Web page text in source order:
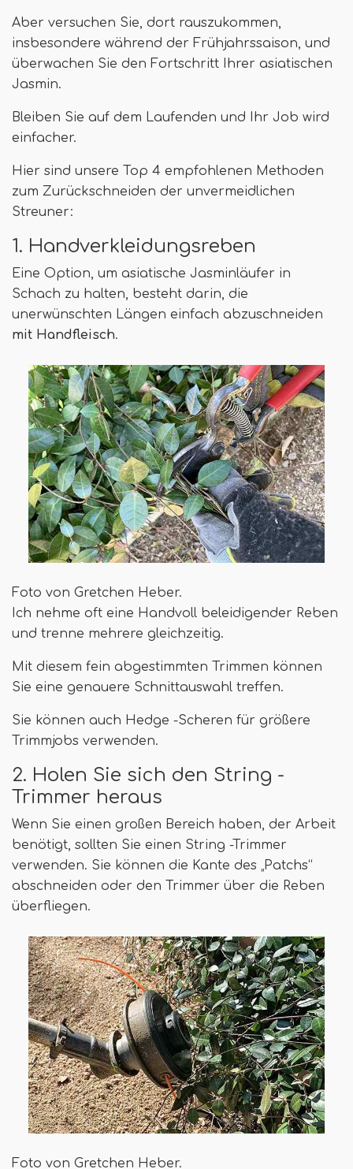
Aber versuchen Sie, dort rauszukommen,
insbesondere während der Frühjahrssaison, und
überwachen Sie den Fortschritt Ihrer asiatischen
Jasmin.
Bleiben Sie auf dem Laufenden und Ihr Job wird
einfacher.
Hier sind unsere Top 4 empfohlenen Methoden
zum Zurückschneiden der unvermeidlichen
Streuner:
1. Handverkleidungsreben
Eine Option, um asiatische Jasminläufer in
Schach zu halten, besteht darin, die
unerwünschten Längen einfach abzuschneiden
mit Handfleisch.
Foto von Gretchen Heber.
Ich nehme oft eine Handvoll beleidigender Reben
und trenne mehrere gleichzeitig.
Mit diesem fein abgestimmten Trimmen können
Sie eine genauere Schnittauswahl treffen.
Sie können auch Hedge -Scheren für größere
Trimmjobs verwenden.
2. Holen Sie sich den String -
Trimmer heraus
Wenn Sie einen großen Bereich haben, der Arbeit
benötigt, sollten Sie einen String -Trimmer
verwenden. Sie können die Kante des „Patchs“
abschneiden oder den Trimmer über die Reben
überfliegen.
Foto von Gretchen Heber.